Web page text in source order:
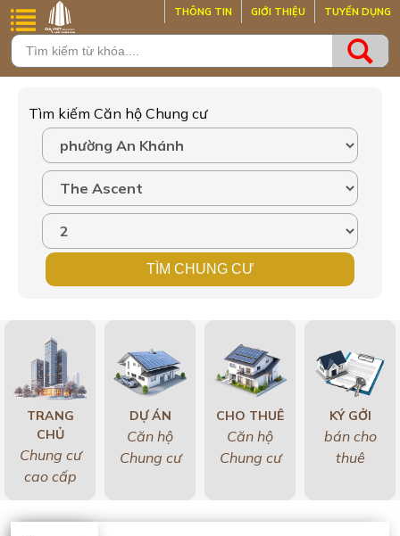
THÔNG TIN GIỚI THIỆU TUYỂN DỤNG
Tìm kiếm Căn hộ Chung cư
TRANG
CHỦ
Chung cư
cao cấp
DỰ ÁN
Căn hộ
Chung cư
CHO THUÊ
Căn hộ
Chung cư
KÝ GỞI
bán cho
thuê